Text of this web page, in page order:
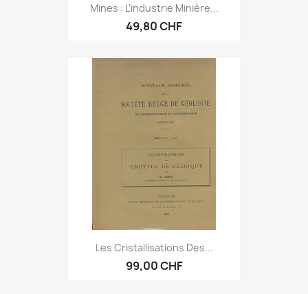
Mines : L’industrie Minière...
49,80 CHF
Les Cristallisations Des...
99,00 CHF